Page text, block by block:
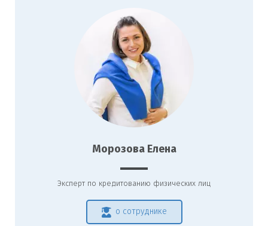
Морозова Елена
Эксперт по кредитованию физических лиц
о сотруднике